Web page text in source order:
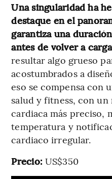
Una singularidad ha
destaque en el
garantiza una
antes de volver a
resultar algo grueso
acostumbrados a
eso se compensa con
salud y fitness, con
cardiaca más preciso,
temperatura y
cardiaco irregular.
Precio: US$350